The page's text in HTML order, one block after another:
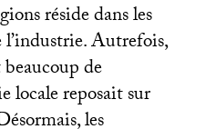
réside dans les
Autrefois,
de
locale reposait sur